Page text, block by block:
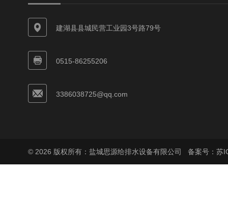
建湖县县城民营工业园3号路79号
0515-86255206
3386038725@qq.com
© 2026 版权所有：盐城思源给排水设备有限公司 备案号：苏